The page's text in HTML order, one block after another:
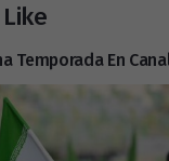
Temporada En